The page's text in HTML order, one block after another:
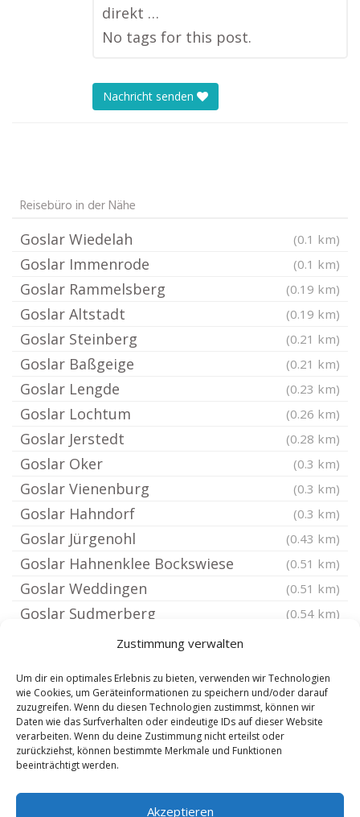
Zustimmung verwalten
Um dir ein optimales Erlebnis zu bieten, verwenden wir Technologien
wie Cookies, um Geräteinformationen zu speichern und/oder darauf
zuzugreifen. Wenn du diesen Technologien zustimmst, können wir
Daten wie das Surfverhalten oder eindeutige IDs auf dieser Website
verarbeiten. Wenn du deine Zustimmung nicht erteilst oder
zurückziehst, können bestimmte Merkmale und Funktionen
beeinträchtigt werden.
Akzeptieren
direkt …
No tags for this post.
Nachricht senden
Reisebüro in der Nähe
Goslar Wiedelah (0.1 km)
Goslar Immenrode (0.1 km)
Goslar Rammelsberg (0.19 km)
Goslar Altstadt (0.19 km)
Goslar Steinberg (0.21 km)
Goslar Baßgeige (0.21 km)
Goslar Lengde (0.23 km)
Goslar Lochtum (0.26 km)
Goslar Jerstedt (0.28 km)
Goslar Oker (0.3 km)
Goslar Vienenburg (0.3 km)
Goslar Hahndorf (0.3 km)
Goslar Jürgenohl (0.43 km)
Goslar Hahnenklee Bockswiese (0.51 km)
Goslar Weddingen (0.51 km)
Goslar Sudmerberg (0.54 km)
Pfalz (0.59 km)
Goslar (0.9 km)
Langelsheim
Schulenberg im Oberharz
Bad Harzburg